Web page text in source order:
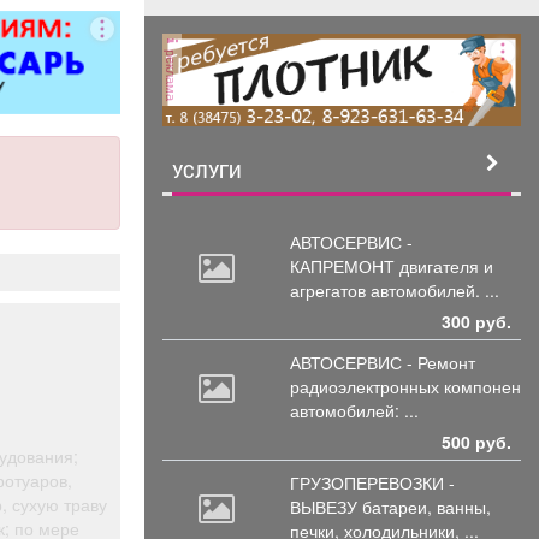
все
работ;
работы
скидка
сухую траву
по мере
реклама
УСЛУГИ
АВТОСЕРВИС -
КАПРЕМОНТ двигателя и
агрегатов автомобилей. ...
300 руб.
АВТОСЕРВИС - Ремонт
радиоэлектронных
автомобилей: ...
500 руб.
ГРУЗОПЕРЕВОЗКИ -
ВЫВЕЗУ батареи, ванны,
печки, холодильники, ...